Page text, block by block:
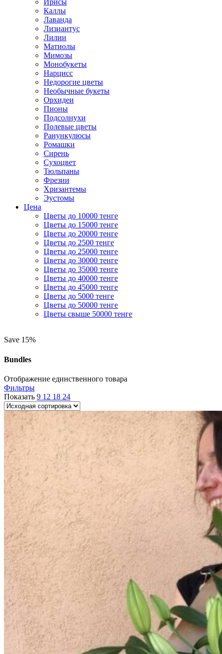
Ирисы
Каллы
Лаванда
Лизиантус
Лилии
Матиолы
Мимозы
Монобукеты
Нарцисс
Недорогие цветы
Необычные букеты
Орхидеи
Пионы
Подсолнухи
Полевые цветы
Ранункулюсы
Ромашки
Сирень
Сухоцвет
Тюльпаны
Фрезии
Хризантемы
Эустомы
Цена
Цветы до 10000 тенге
Цветы до 15000 тенге
Цветы до 20000 тенге
Цветы до 2500 тенге
Цветы до 25000 тенге
Цветы до 30000 тенге
Цветы до 35000 тенге
Цветы до 40000 тенге
Цветы до 45000 тенге
Цветы до 5000 тенге
Цветы до 50000 тенге
Цветы свыше 50000 тенге
Save 15%
Bundles
Отображение единственного товара
Фильтры
Показать 9 12 18 24